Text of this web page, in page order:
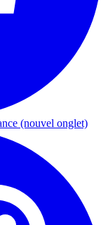
(nouvel onglet)